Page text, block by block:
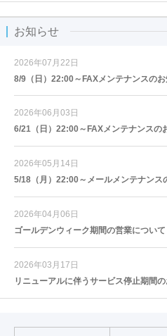
お知らせ
2026年07月22日
8/9（日）22:00～FAXメンテナンスの
2026年06月03日
6/21（日）22:00～FAXメンテナンスの
2026年05月14日
5/18（月）22:00～メールメンテナンス
2026年04月06日
ゴールデンウィーク期間の営業について
2026年03月17日
リニューアルに伴うサービス停止期間